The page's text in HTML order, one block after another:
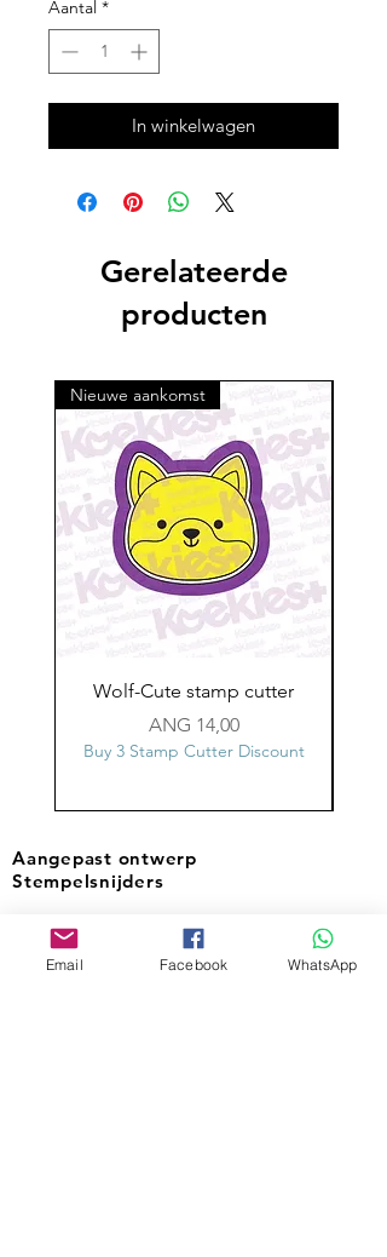
Aantal *
In winkelwagen
Gerelateerde
producten
Nieuwe aankomst
Wolf-Cute stamp cutter
Prijs
ANG 14,00
Buy 3 Stamp Cutter Discount
Aangepast ontwerp
Stempelsnijders
Admin@Koekiesplus.com
Email Facebook WhatsApp